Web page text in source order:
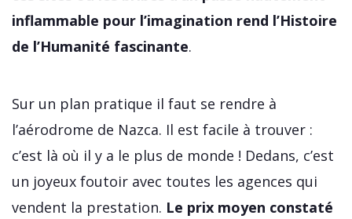
inflammable pour l’imagination rend l’Histoire
de l’Humanité fascinante.
Sur un plan pratique il faut se rendre à
l’aérodrome de Nazca. Il est facile à trouver :
c’est là où il y a le plus de monde ! Dedans, c’est
un joyeux foutoir avec toutes les agences qui
vendent la prestation. Le prix moyen constaté